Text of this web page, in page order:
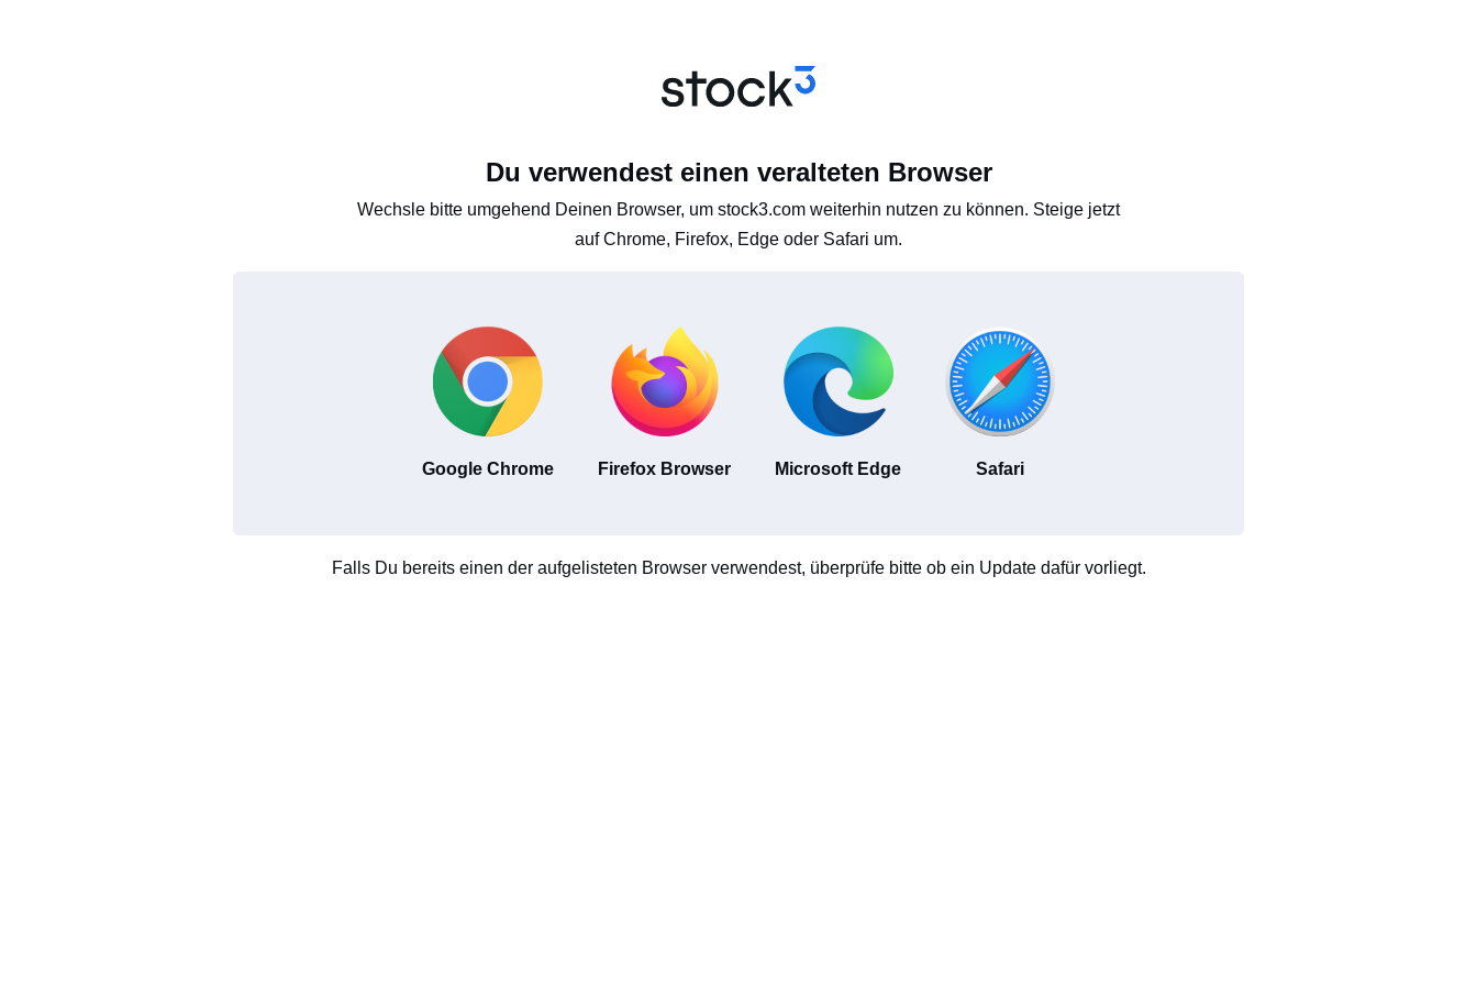
Du verwendest einen veralteten Browser
Wechsle bitte umgehend Deinen Browser, um stock3.com weiterhin nutzen zu können. Steige jetzt
auf Chrome, Firefox, Edge oder Safari um.
Google Chrome Firefox Browser Microsoft Edge Safari
Falls Du bereits einen der aufgelisteten Browser verwendest, überprüfe bitte ob ein Update dafür vorliegt.